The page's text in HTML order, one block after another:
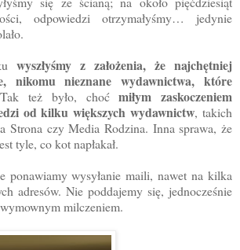
odpowiedzi otrzymałyśmy… jedynie
wyszłyśmy z założenia, że najchętniej
nikomu nieznane wydawnictwa, które
też było, choćmiłym zaskoczeniem
od kilku większych wydawnictw, takich
Strona czy Media Rodzina. Inna sprawa, że
tyle, co kot napłakał.
ponawiamy wysyłanie maili, nawet na kilka
adresów. Nie poddajemy się, jednocześnie
milczeniem.